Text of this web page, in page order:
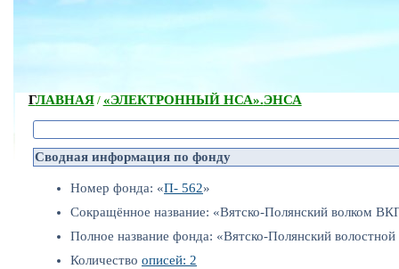
ГЛАВНАЯ/ «ЭЛЕКТРОННЫЙ НСА».ЭНСА
Сводная информация по фонду
Номер фонда: «П- 562»
Сокращённое название: «Вятско-Полянский волком
Полное название фонда: «Вятско-Полянский
Количество описей: 2